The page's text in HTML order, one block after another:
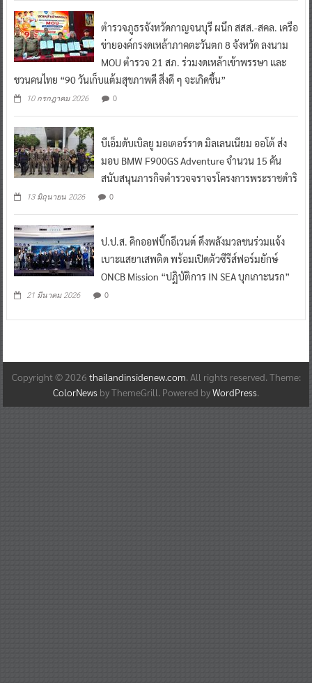
ตำรวจภูธรจังหวัดกาญจนบุรี ผนึก สสส.-สคล. เครือ
ข่ายองค์กรงดเหล้าภาคตะวันตก 8 จังหวัด ลงนาม
MOU ตำรวจ 21 สภ. ร่วมงดเหล้าเข้าพรรษา และ
ชวนคนไทย “90 วันเก็บแต้มสุขภาพดี สิ่งดี ๆ จะเกิดขึ้น”
10 กรกฎาคม 2026 0
บีเอ็มดับเบิลยู มอเตอร์ราด มิลเลนเนียม ออโต้ ส่ง
มอบ BMW F900GS Adventure จำนวน 15 คัน
สนับสนุนภารกิจตำรวจจราจรโครงการพระราชดำริ
13 มิถุนายน 2026 0
ป.ป.ส. คิกออฟบิ๊กอีเวนต์ ดึงพลังมวลชนร่วมแจ้ง
เบาะแสยาเสพติด พร้อมเปิดตัวซีรีส์ฟอร์มยักษ์
ONCB Mission “ปฏิบัติการ IN SEA บุกเกาะนรก”
21 มีนาคม 2026 0
Copyright © 2026 thailandinsidenew.com. All rights reserved. Theme:
ColorNews by ThemeGrill. Powered byWordPress.